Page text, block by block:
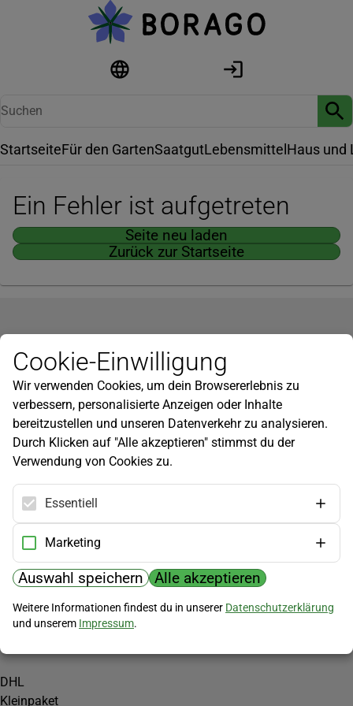
StartseiteFür den GartenSaatgutLebensmittel Haus und
Ein Fehler ist aufgetreten
Seite neu laden
Zurück zur Startseite
Newsletter
Infos zu neuen Produkten, Gartentipps und mehr findest du in
unserem Newsletter!
Jetzt anmelden
Hilfe
Kundenservice
Widerrufsbelehrung
Versandkosten
Zahlungsmöglichkeiten
PayPal
Vorkasse
Versand
DHL
Kleinpaket
Cookie-Einwilligung
Wir verwenden Cookies, um dein Browsererlebnis zu
verbessern, personalisierte Anzeigen oder Inhalte
bereitzustellen und unseren Datenverkehr zu analysieren.
Durch Klicken auf "Alle akzeptieren" stimmst du der
Verwendung von Cookies zu.
Essentiell
Marketing
Auswahl speichern Alle akzeptieren
Weitere Informationen findest du in unserer Datenschutzerklärung
und unserem Impressum.